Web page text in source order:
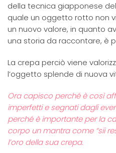
della tecnica giapponese del
quale un oggetto rotto non
un nuovo valore, in quanto
una storia da raccontare, è
La crepa perciò viene
l’oggetto splende di nuova
Ora capisco perché è così
imperfetti e segnati dagli
perché è importante per la
corpo un mantracome “sii
l’oro della sua crepa.